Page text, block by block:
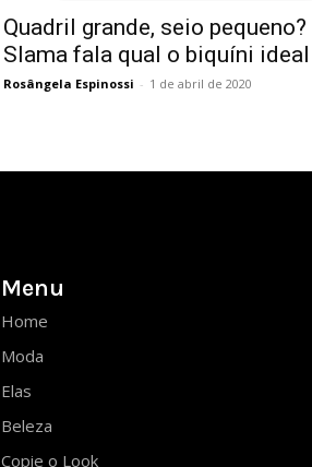
Quadril grande, seio pequeno?
Slama fala qual o biquíni ideal
Rosângela Espinossi - 1 de abril de 2020
Menu
Home
Moda
Elas
Beleza
Copie o Look